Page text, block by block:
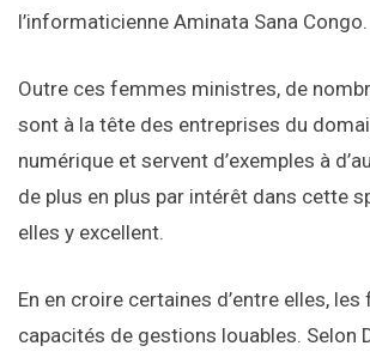
l’informaticienne Aminata Sana Congo.
Outre ces femmes ministres, de
sont à la tête des entreprises du
numérique et servent d’exemples à
de plus en plus par intérêt dans cette
elles y excellent.
En en croire certaines d’entre elles,
capacités de gestions louables. Selon